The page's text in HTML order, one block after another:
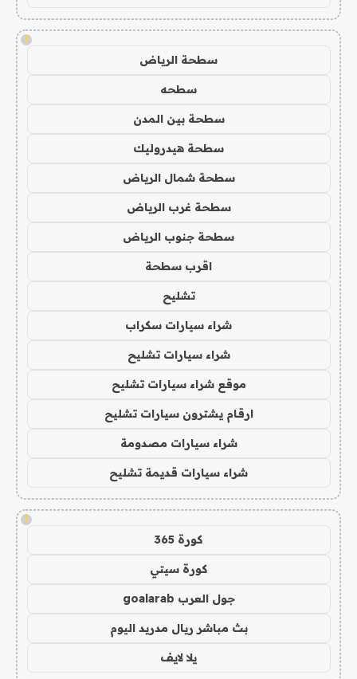
!
سطحة الرياض
سطحه
سطحة بين المدن
سطحة هيدروليك
سطحة شمال الرياض
سطحة غرب الرياض
سطحة جنوب الرياض
اقرب سطحة
تشليح
شراء سيارات سكراب
شراء سيارات تشليح
موقع شراء سيارات تشليح
ارقام يشترون سيارات تشليح
شراء سيارات مصدومة
شراء سيارات قديمة تشليح
!
كورة 365
كورة سيتي
جول العرب goalarab
بث مباشر ريال مدريد اليوم
يلا لايف